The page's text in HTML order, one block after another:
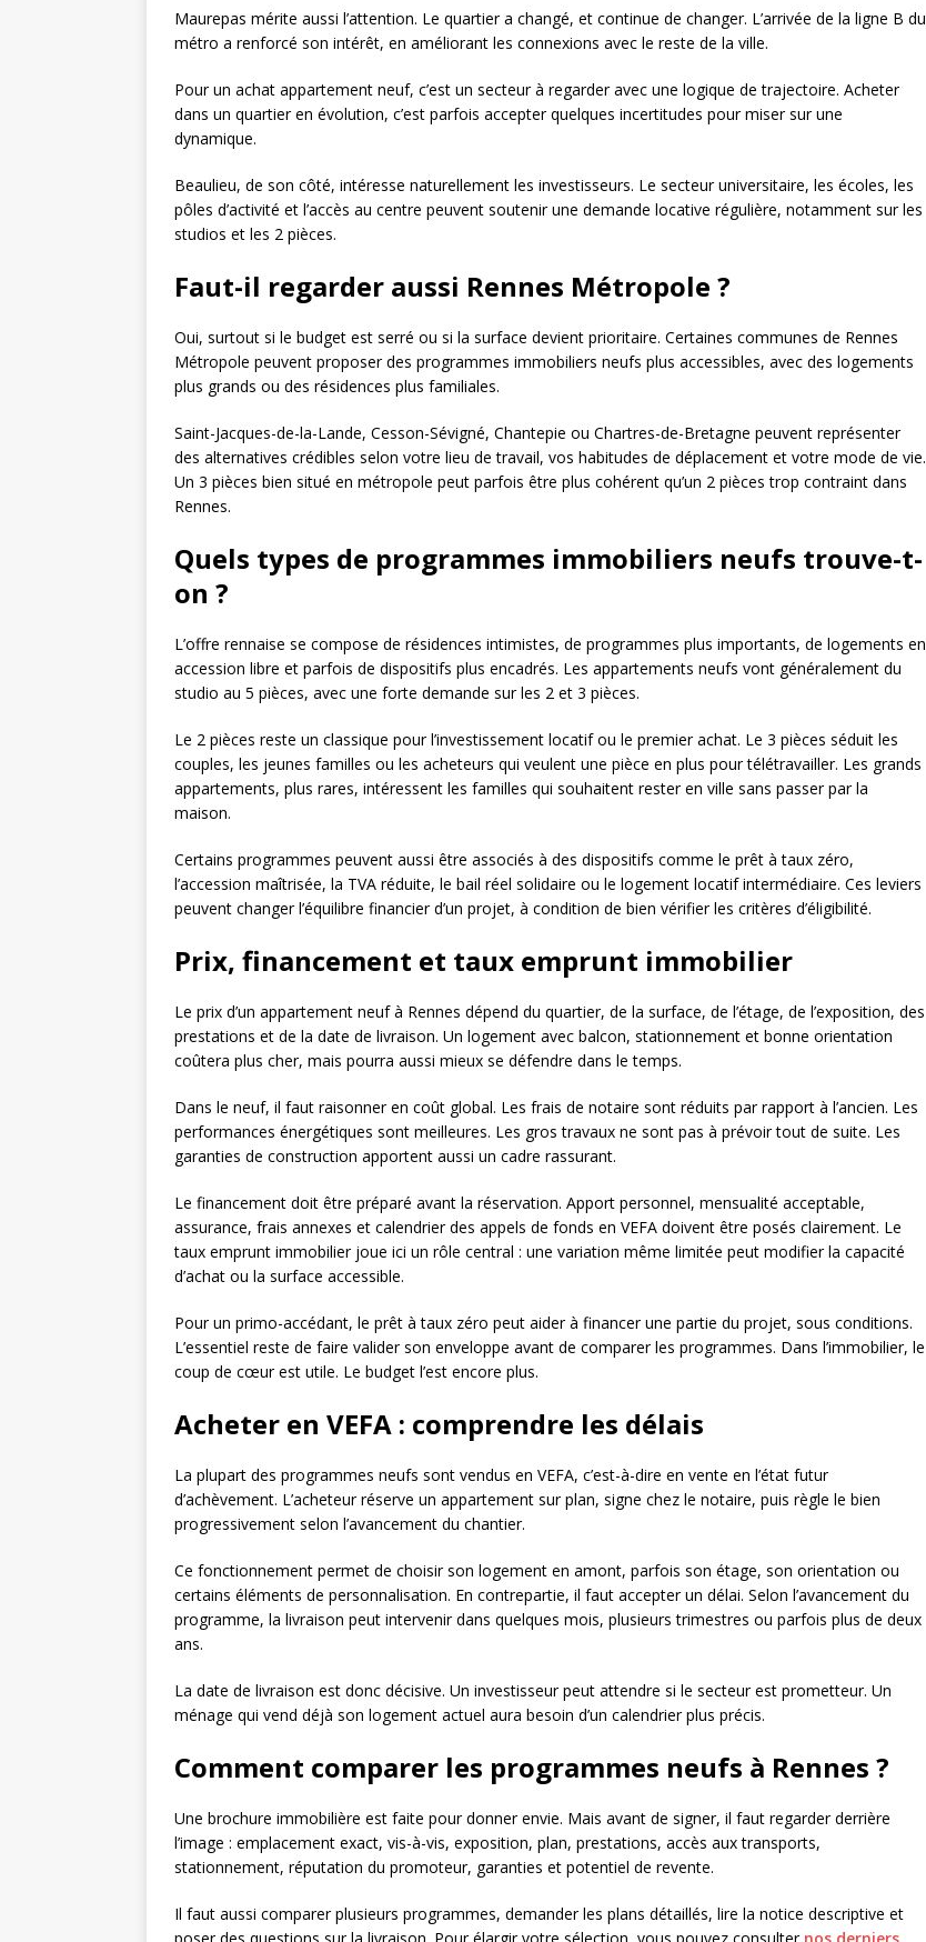
Maurepas mérite aussi l’attention. Le quartier a changé, et continue de changer. L’arrivée de la ligne B du
métro a renforcé son intérêt, en améliorant les connexions avec le reste de la ville.
Pour un achat appartement neuf, c’est un secteur à regarder avec une logique de trajectoire. Acheter
dans un quartier en évolution, c’est parfois accepter quelques incertitudes pour miser sur une
dynamique.
Beaulieu, de son côté, intéresse naturellement les investisseurs. Le secteur universitaire, les écoles, les
pôles d’activité et l’accès au centre peuvent soutenir une demande locative régulière, notamment sur les
studios et les 2 pièces.
Faut-il regarder aussi Rennes Métropole ?
Oui, surtout si le budget est serré ou si la surface devient prioritaire. Certaines communes de Rennes
Métropole peuvent proposer des programmes immobiliers neufs plus accessibles, avec des logements
plus grands ou des résidences plus familiales.
Saint-Jacques-de-la-Lande, Cesson-Sévigné, Chantepie ou Chartres-de-Bretagne peuvent représenter
des alternatives crédibles selon votre lieu de travail, vos habitudes de déplacement et votre mode de vie.
Un 3 pièces bien situé en métropole peut parfois être plus cohérent qu’un 2 pièces trop contraint dans
Rennes.
Quels types de programmes immobiliers neufs trouve-t-
on ?
L’offre rennaise se compose de résidences intimistes, de programmes plus importants, de logements en
accession libre et parfois de dispositifs plus encadrés. Les appartements neufs vont généralement du
studio au 5 pièces, avec une forte demande sur les 2 et 3 pièces.
Le 2 pièces reste un classique pour l’investissement locatif ou le premier achat. Le 3 pièces séduit les
couples, les jeunes familles ou les acheteurs qui veulent une pièce en plus pour télétravailler. Les grands
appartements, plus rares, intéressent les familles qui souhaitent rester en ville sans passer par la
maison.
Certains programmes peuvent aussi être associés à des dispositifs comme le prêt à taux zéro,
l’accession maîtrisée, la TVA réduite, le bail réel solidaire ou le logement locatif intermédiaire. Ces leviers
peuvent changer l’équilibre financier d’un projet, à condition de bien vérifier les critères d’éligibilité.
Prix, financement et taux emprunt immobilier
Le prix d’un appartement neuf à Rennes dépend du quartier, de la surface, de l’étage, de l’exposition, des
prestations et de la date de livraison. Un logement avec balcon, stationnement et bonne orientation
coûtera plus cher, mais pourra aussi mieux se défendre dans le temps.
Dans le neuf, il faut raisonner en coût global. Les frais de notaire sont réduits par rapport à l’ancien. Les
performances énergétiques sont meilleures. Les gros travaux ne sont pas à prévoir tout de suite. Les
garanties de construction apportent aussi un cadre rassurant.
Le financement doit être préparé avant la réservation. Apport personnel, mensualité acceptable,
assurance, frais annexes et calendrier des appels de fonds en VEFA doivent être posés clairement. Le
taux emprunt immobilier joue ici un rôle central : une variation même limitée peut modifier la capacité
d’achat ou la surface accessible.
Pour un primo-accédant, le prêt à taux zéro peut aider à financer une partie du projet, sous conditions.
L’essentiel reste de faire valider son enveloppe avant de comparer les programmes. Dans l’immobilier, le
coup de cœur est utile. Le budget l’est encore plus.
Acheter en VEFA : comprendre les délais
La plupart des programmes neufs sont vendus en VEFA, c’est-à-dire en vente en l’état futur
d’achèvement. L’acheteur réserve un appartement sur plan, signe chez le notaire, puis règle le bien
progressivement selon l’avancement du chantier.
Ce fonctionnement permet de choisir son logement en amont, parfois son étage, son orientation ou
certains éléments de personnalisation. En contrepartie, il faut accepter un délai. Selon l’avancement du
programme, la livraison peut intervenir dans quelques mois, plusieurs trimestres ou parfois plus de deux
ans.
La date de livraison est donc décisive. Un investisseur peut attendre si le secteur est prometteur. Un
ménage qui vend déjà son logement actuel aura besoin d’un calendrier plus précis.
Comment comparer les programmes neufs à Rennes ?
Une brochure immobilière est faite pour donner envie. Mais avant de signer, il faut regarder derrière
l’image : emplacement exact, vis-à-vis, exposition, plan, prestations, accès aux transports,
stationnement, réputation du promoteur, garanties et potentiel de revente.
Il faut aussi comparer plusieurs programmes, demander les plans détaillés, lire la notice descriptive et